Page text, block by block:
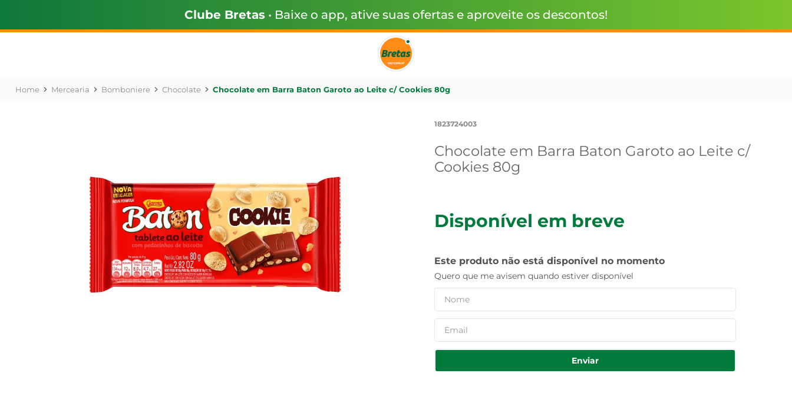
Clube Bretas • Baixe o app, ative suas ofertas e aproveite os descontos!
Mercearia Bomboniere Chocolate Chocolate em Barra Baton Garoto ao Leite c/ Cookies 80g
1823724003
Chocolate em Barra Baton Garoto ao Leite c/
Cookies 80g
Disponível em breve
Este produto não está disponível no momento
Quero que me avisem quando estiver disponível
Enviar